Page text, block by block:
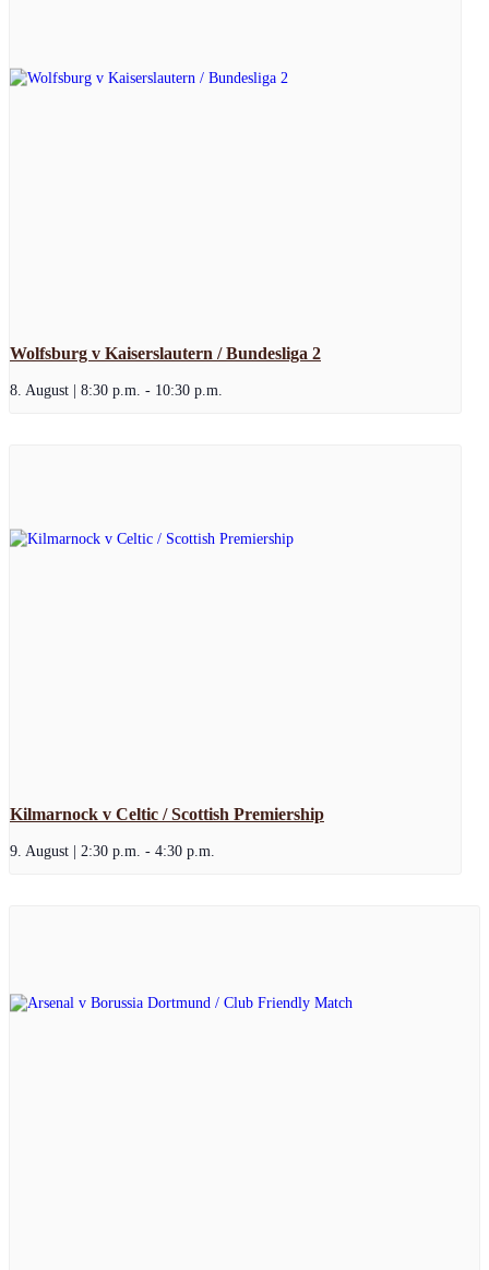
Wolfsburg v Kaiserslautern / Bundesliga 2
8. August | 8:30 p.m. - 10:30 p.m.
Kilmarnock v Celtic / Scottish Premiership
9. August | 2:30 p.m. - 4:30 p.m.